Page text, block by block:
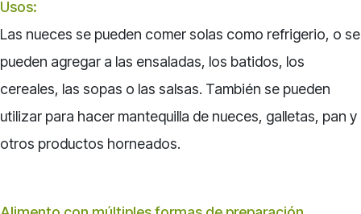
Usos:
Las nueces se pueden comer solas como refrigerio, o se
pueden agregar a las ensaladas, los batidos, los
cereales, las sopas o las salsas. También se pueden
utilizar para hacer mantequilla de nueces, galletas, pan y
otros productos horneados.